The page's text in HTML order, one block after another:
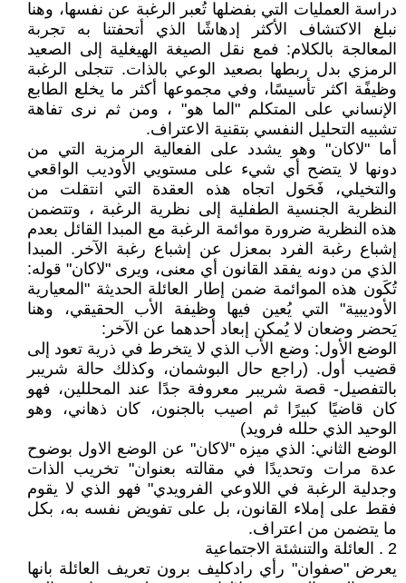
دراسة العمليات التي بفضلها تُعبر الرغبة عن نفسها، وهنا
نبلغ الاكتشاف الأكثر إدهاشًا الذي أتحفتنا به تجربة
المعالجة بالكلام: فمع نقل الصيغة الهيغلية إلى الصعيد
الرمزي بدل ربطها بصعيد الوعي بالذات. تتجلى الرغبة
وظيفًة اكثر تأسيسًا، وفي مجموعها أكثر ما يخلع الطابع
الإنساني على المتكلم "الما هو" ، ومن ثم نرى تفاهة
تشبيه التحليل النفسي بتقنية الاعتراف.
أما "لاكان" وهو يشدد على الفعالية الرمزية التي من
دونها لا يتضح أي شيء على مستويي الأوديب الواقعي
والتخيلي، فَحَول اتجاه هذه العقدة التي انتقلت من
النظرية الجنسية الطفلية إلى نظرية الرغبة ، وتتضمن
هذه النظرية ضرورة موائمة الرغبة مع المبدا القائل بعدم
إشباع رغبة الفرد بمعزل عن إشباع رغبة الآخر. المبدا
الذي من دونه يفقد القانون أي معنى، ويرى "لاكان" قوله:
تُكَون هذه الموائمة ضمن إطار العائلة الحديثة "المعيارية
الأوديبية" التي يُعين فيها وظيفة الأب الحقيقي، وهنا
يَحضر وضعان لا يُمكن إبعاد أحدهما عن الآخر:
الوضع الأول: وضع الأب الذي لا يتخرط في ذرية تعود إلى
قضيب أول. (راجع حال البوشمان، وكذلك حالة شريبر
بالتفصيل- قصة شريبر معروفة جدًا عند المحللين، فهو
كان قاضيًا كبيرًا ثم اصيب بالجنون، كان ذهاني، وهو
الوحيد الذي حلله فرويد)
الوضع الثاني: الذي ميزه "لاكان" عن الوضع الاول بوضوح
عدة مرات وتحديدًا في مقالته بعنوان" تخريب الذات
وجدلية الرغبة في اللاوعي الفرويدي" فهو الذي لا يقوم
فقط على إملاء القانون، بل على تفويض نفسه به، بكل
ما يتضمن من اعتراف.
2 . العائلة والتنشئة الاجتماعية
يعرض "صفوان" رأي رادكليف برون تعريف العائلة بانها